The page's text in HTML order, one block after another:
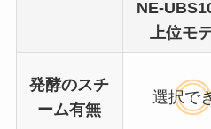
NE-
上位モ
発酵のスチ
ーム有無
選択で